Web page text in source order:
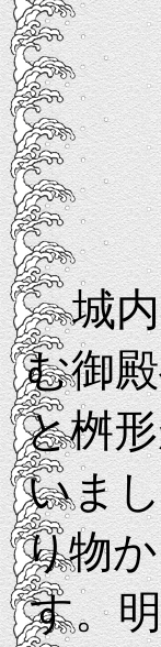
城内
む御
と桝
いま
り物
す。